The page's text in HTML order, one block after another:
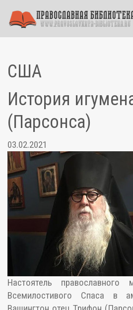
США
История
(Парсонса)
03.02.2021
Настоятель
Всемилостивого Спаса в